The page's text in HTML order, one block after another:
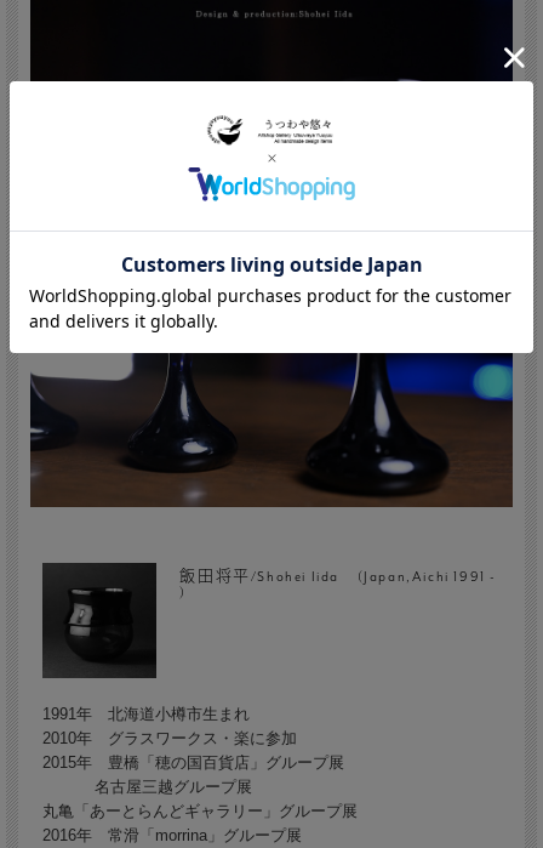
飯田将平/Shohei Iida (Japan,Aichi 1991 -
)
1991年 北海道小樽市生まれ
2010年 グラスワークス・楽に参加
2015年 豊橋「穂の国百貨店」グループ展
名古屋三越グループ展
丸亀「あーとらんどギャラリー」グループ展
2016年 常滑「morrina」グループ展